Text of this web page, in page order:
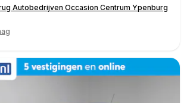
Autobedrijven Occasion Centrum Ypenburg